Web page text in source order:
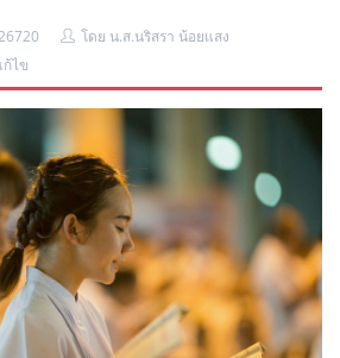
โดย น.ส.นริสรา น้อยแสง
ก้ไข